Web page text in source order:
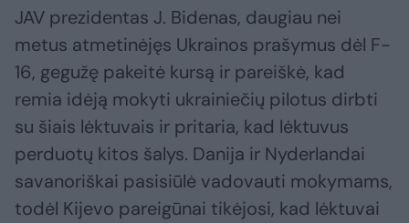
JAV prezidentas J. Bidenas, daugiau nei
metus atmetinėjęs Ukrainos prašymus dėl F-
16, gegužę pakeitė kursą ir pareiškė, kad
remia idėją mokyti ukrainiečių pilotus dirbti
su šiais lėktuvais ir pritaria, kad lėktuvus
perduotų kitos šalys. Danija ir Nyderlandai
savanoriškai pasisiūlė vadovauti mokymams,
todėl Kijevo pareigūnai tikėjosi, kad lėktuvai